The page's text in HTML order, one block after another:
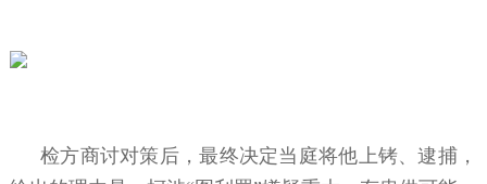
检方商讨对策后，最终决定当庭将他上铐、逮捕，